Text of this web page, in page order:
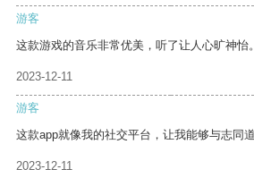
游客
这款游戏的音乐非常优美，听了让人心旷神怡。
2023-12-11
游客
这款app就像我的社交平台，让我能够与志同
2023-12-11